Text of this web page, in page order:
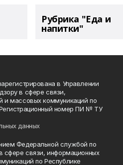
Рубрика "Еда и
напитки"
в Управлении
в сфере связи,
и массовых коммуникаций по
номер ПИ № ТУ
данных
Федеральной службой по
сфере связи, информационных
по Республике